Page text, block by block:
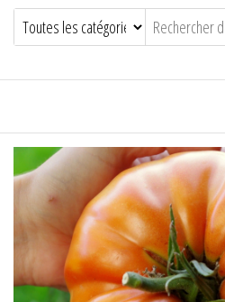
POTAGE ET